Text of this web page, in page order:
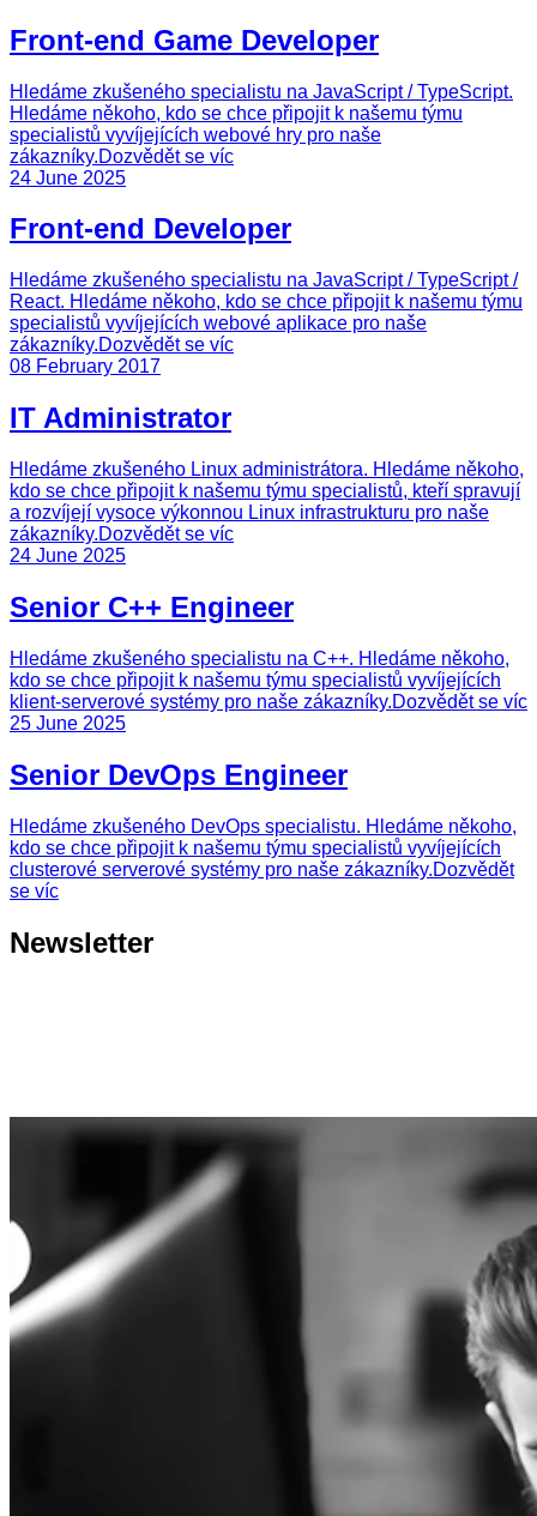
Front-end Game Developer
Hledáme zkušeného specialistu na JavaScript / TypeScript.
Hledáme někoho, kdo se chce připojit k našemu týmu
specialistů vyvíjejících webové hry pro naše
zákazníky.Dozvědět se víc
24 June 2025
Front-end Developer
Hledáme zkušeného specialistu na JavaScript / TypeScript /
React. Hledáme někoho, kdo se chce připojit k našemu týmu
specialistů vyvíjejících webové aplikace pro naše
zákazníky.Dozvědět se víc
08 February 2017
IT Administrator
Hledáme zkušeného Linux administrátora. Hledáme někoho,
kdo se chce připojit k našemu týmu specialistů, kteří spravují
a rozvíjejí vysoce výkonnou Linux infrastrukturu pro naše
zákazníky.Dozvědět se víc
24 June 2025
Senior C++ Engineer
Hledáme zkušeného specialistu na C++. Hledáme někoho,
kdo se chce připojit k našemu týmu specialistů vyvíjejících
klient-serverové systémy pro naše zákazníky.Dozvědět se víc
25 June 2025
Senior DevOps Engineer
Hledáme zkušeného DevOps specialistu. Hledáme někoho,
kdo se chce připojit k našemu týmu specialistů vyvíjejících
clusterové serverové systémy pro naše zákazníky.Dozvědět
se víc
Newsletter
Souhlas se zpracováním osobních údajů. Kdykoli se můžete
zdarma odhlásit.